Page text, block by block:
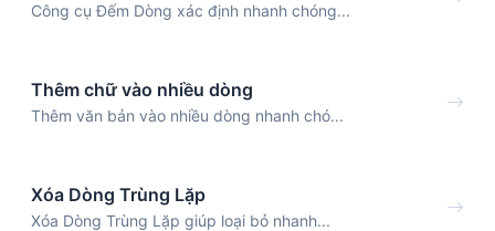
Công cụ Đếm Dòng xác định nhanh chóng...
Thêm chữ vào nhiều dòng
Thêm văn bản vào nhiều dòng nhanh chó...
Xóa Dòng Trùng Lặp
Xóa Dòng Trùng Lặp giúp loại bỏ nhanh...